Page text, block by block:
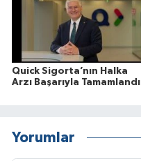
Quick Sigorta’nın Halka
Arzı Başarıyla Tamamlandı
Yorumlar